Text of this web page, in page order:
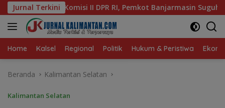
Langsung
ke
konten
Jurnal Terkini
Banjarmasin Suguhkan Cita Rasa Khas Banjar
Home Kalsel Regional Politik Hukum & Peristiwa
Beranda Kalimantan Selatan
Kalimantan Selatan